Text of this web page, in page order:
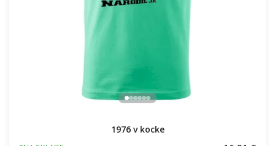
1976 v kocke